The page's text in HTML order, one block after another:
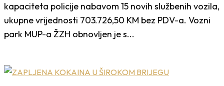
kapaciteta policije nabavom 15 novih službenih vozila,
ukupne vrijednosti 703.726,50 KM bez PDV-a. Vozni
park MUP-a ŽZH obnovljen je s...